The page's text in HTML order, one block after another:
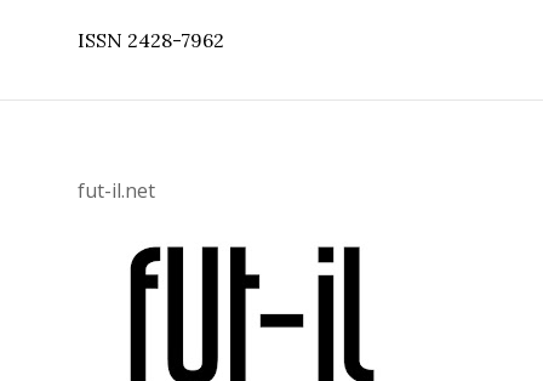
ISSN 2428-7962
fut-il.net